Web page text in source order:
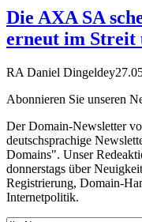
Die AXA SA
erneut im Streit
RA Daniel Dingeldey
Abonnieren Sie unseren
Der Domain-Newsletter
deutschsprachige
Domains". Unser
donnerstags über
Registrierung, Domain-
Internetpolitik.